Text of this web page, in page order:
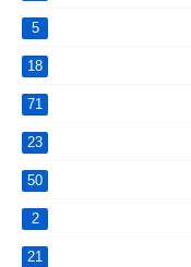
5
18
71
23
50
2
21